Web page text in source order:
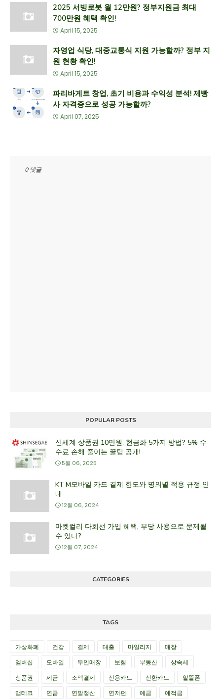
2025 서빙로봇 월 12만원? 정부지원금 최대
700만원 혜택 확인!
April 15, 2025
자영업 식당, 대중교통식 지원 가능할까? 정부 지
원 현황 확인!
April 15, 2025
파리바게트 창업, 초기 비용과 수익성 분석! 제빵
사 자격증으로 성공 가능할까?
April 07, 2025
0 댓글
POPULAR POSTS
신세계 상품권 10만원, 현금화 5가지 방법? 5% 수
수료 손해 줄이는 꿀팁 공개!
5월 06, 2025
KT M모바일 카드 결제 한도와 명의별 적용 규정 안
내
12월 06, 2024
마켓컬리 다회선 가입 혜택, 부당 사용으로 문제될
수 있다?
12월 07, 2024
CATEGORIES
TAGS
가상화폐 건강 결제 대출 마일리지
매장
멤버십
모바일 무인매장 보험 부동산
상속세
상품권
세금 소액결제 신용카드 신한카드
알뜰폰
앱테크
연금 연말정산 연저펀 예금
예적금